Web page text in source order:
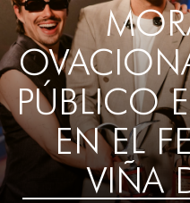
PÚBLICO
EN EL
VIÑA